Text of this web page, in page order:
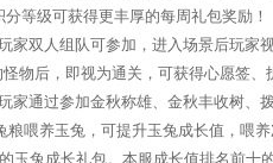
等级可获得更丰厚的每周礼包奖励！
双人组队可参加，进入场景后玩家
物后，即视为通关，可获得心愿签、
通过参加金秋称雄、金秋丰收树、
喂养玉兔，可提升玉兔成长值，喂
玉兔成长礼包。本服成长值排名前十